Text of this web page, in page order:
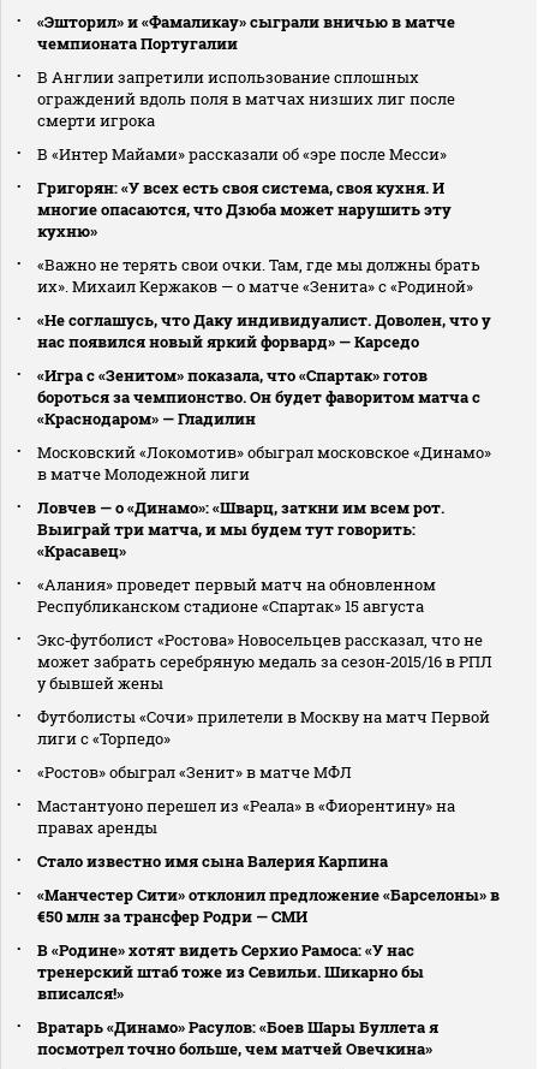
«Эшторил» и «Фамаликау» сыграли вничью в матче
чемпионата Португалии
В Англии запретили использование сплошных
ограждений вдоль поля в матчах низших лиг после
смерти игрока
В «Интер Майами» рассказали об «эре после Месси»
Григорян: «У всех есть своя система, своя кухня. И
многие опасаются, что Дзюба может нарушить эту
кухню»
«Важно не терять свои очки. Там, где мы должны брать
их». Михаил Кержаков — о матче «Зенита» с «Родиной»
«Не соглашусь, что Даку индивидуалист. Доволен, что у
нас появился новый яркий форвард» — Карседо
«Игра с «Зенитом» показала, что «Спартак» готов
бороться за чемпионство. Он будет фаворитом матча с
«Краснодаром» — Гладилин
Московский «Локомотив» обыграл московское «Динамо»
в матче Молодежной лиги
Ловчев — о «Динамо»: «Шварц, заткни им всем рот.
Выиграй три матча, и мы будем тут говорить:
«Красавец»
«Алания» проведет первый матч на обновленном
Республиканском стадионе «Спартак» 15 августа
Экс‑футболист «Ростова» Новосельцев рассказал, что не
может забрать серебряную медаль за сезон‑2015/16 в РПЛ
у бывшей жены
Футболисты «Сочи» прилетели в Москву на матч Первой
лиги с «Торпедо»
«Ростов» обыграл «Зенит» в матче МФЛ
Мастантуоно перешел из «Реала» в «Фиорентину» на
правах аренды
Стало известно имя сына Валерия Карпина
«Манчестер Сити» отклонил предложение «Барселоны» в
€50 млн за трансфер Родри — СМИ
В «Родине» хотят видеть Серхио Рамоса: «У нас
тренерский штаб тоже из Севильи. Шикарно бы
вписался!»
Вратарь «Динамо» Расулов: «Боев Шары Буллета я
посмотрел точно больше, чем матчей Овечкина»